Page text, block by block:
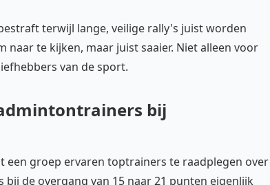
terwijl lange, veilige rally's juist worden
te kijken, maar juist saaier. Niet alleen voor
van de sport.
bij
een groep ervaren toptrainers te raadplegen over
de overgang van 15 naar 21 punten eigenlijk